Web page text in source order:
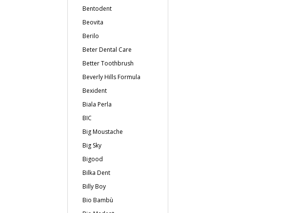
Bentodent
Beovita
Berilo
Beter Dental Care
Better Toothbrush
Beverly Hills Formula
Bexident
Biala Perla
BIC
Big Moustache
Big Sky
Bigood
Bilka Dent
Billy Boy
Bio Bambù